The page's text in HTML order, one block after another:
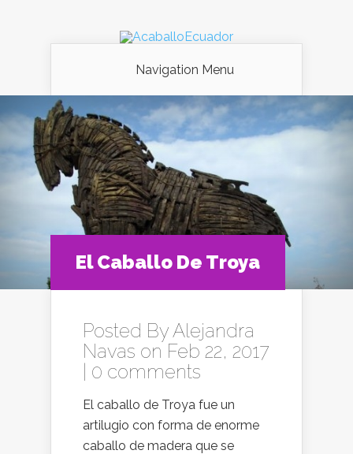
Navigation Menu
El Caballo De Troya
Posted ByAlejandra
Navas on Feb 22, 2017
0 comments
El caballo de Troya fue un
artilugio con forma de enorme
caballo de madera que se